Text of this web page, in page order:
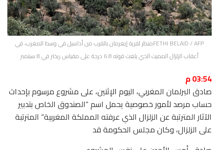
FETHI BELAID / AFPمنظر لقرية إيغرمان بالقرب من أداسيل في وسط المغرب، في
أعقاب الزلزال المميت الذي بلغت قوته 6.8 درجة على مقياس ريختر في 8 سبتمبر
03:54 م
صادق البرلمان المغربي، اليوم الإثنين، على مشروع مرسوم بإحداث
حساب مرصد لأمور خصوصية يحمل اسم “الصندوق الخاص بتدبير
الآثار المترتبة عن الزلزال الذي عرفته المملكة المغربية” المترتبة
على الزلزال، وكان مجلس الحكومة قد